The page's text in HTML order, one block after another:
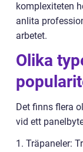
komplexiteten
anlita
arbetet.
Olika
Det finns flera
vid ett
1. Träpaneler: